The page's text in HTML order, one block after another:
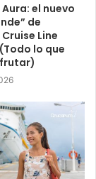
el nuevo
de
Line
lo que